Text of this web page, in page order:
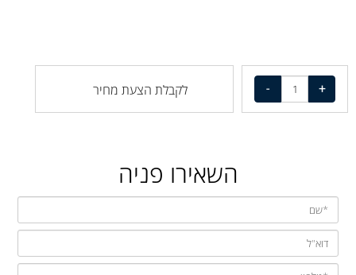
לקבלת הצעת מחיר
השאירו פניה